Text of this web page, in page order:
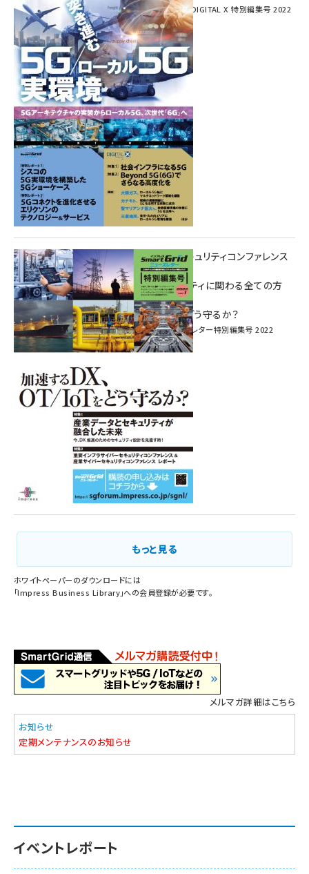
SmartGrid ニューズレター × DIGITAL X 特別編集号 2022
Summer
重要インフラサイバーセキュリティコンファレンス
特別電子版！
― 産業サイバーセキュリティに関わる全ての方
へ！ ―
加速するDX、OT/IoTをどう守るか？
インプレス SmartGridニューズレター特別編集号 2022
Vol.1
もっと見る
ホワイトペーパーのダウンロードには
「Impress Business Library」への会員登録が必要です。
メルマガ詳細はこちら
お知らせ
定期メンテナンスのお知らせ
イベントレポート